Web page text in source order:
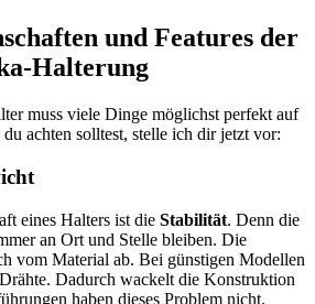
und Features der
Halterung
muss viele Dinge möglichst perfekt auf
achten solltest, stelle ich dir jetzt vor:
eines Halters ist die Stabilität. Denn die
an Ort und Stelle bleiben. Die
vom Material ab. Bei günstigen Modellen
Dadurch wackelt die Konstruktion
haben dieses Problem nicht.